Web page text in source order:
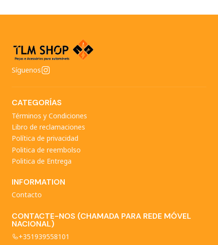
Síguenos
CATEGORÍAS
Términos y Condiciones
Libro de reclamaciones
Política de privacidad
Politica de reembolso
Politica de Entrega
INFORMATION
Contacto
CONTACTE-NOS (CHAMADA PARA REDE MÓVEL
NACIONAL)
+351939558101